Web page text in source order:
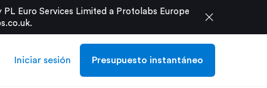
Euro Services Limited a Protolabs Europe
. close
Iniciar sesión Presupuesto instantáneo